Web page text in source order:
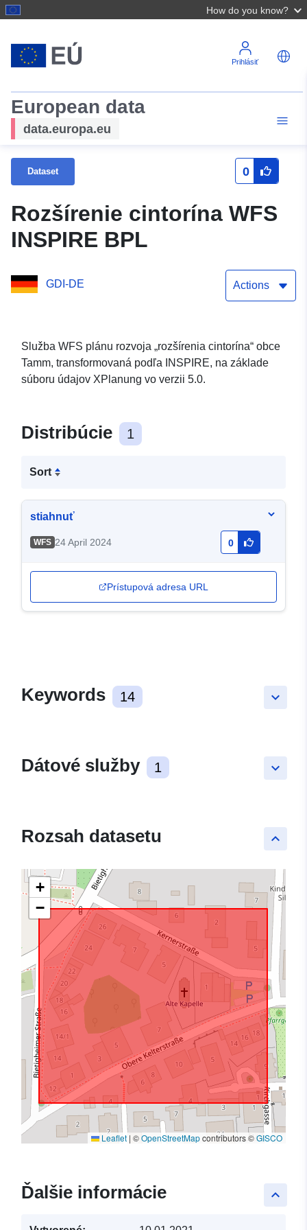
How do you know?
Prihlásiť
European data
data.europa.eu
Dataset 0
Rozšírenie cintorína WFS
INSPIRE BPL
GDI-DE Actions
Služba WFS plánu rozvoja „rozšírenia cintorína“ obce
Tamm, transformovaná podľa INSPIRE, na základe
súboru údajov XPlanung vo verzii 5.0.
Distribúcie 1
Sort
stiahnuť
WFS 24 April 2024 0
Prístupová adresa URL
keyboard_arrow_down
Keywords 14
keyboard_arrow_down
Dátové služby 1
keyboard_arrow_up
Rozsah datasetu
+
−
Leaflet | ©OpenStreetMapcontributors ©GISCO
keyboard_arrow_up
Ďalšie informácie